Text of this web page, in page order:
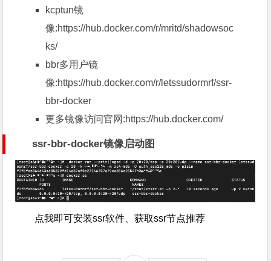
kcptun镜
像:https://hub.docker.com/r/mritd/shadowsoc
ks/
bbr多用户镜
像:https://hub.docker.com/r/letssudormrf/ssr-
bbr-docker
更多镜像访问官网:https://hub.docker.com/
ssr-bbr-docker镜像启动图
点我即可安装ssr软件、获取ssr节点推荐